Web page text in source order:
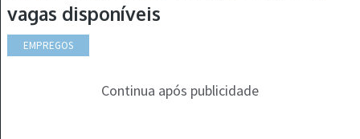
vagas disponíveis
EMPREGOS
Continua após publicidade